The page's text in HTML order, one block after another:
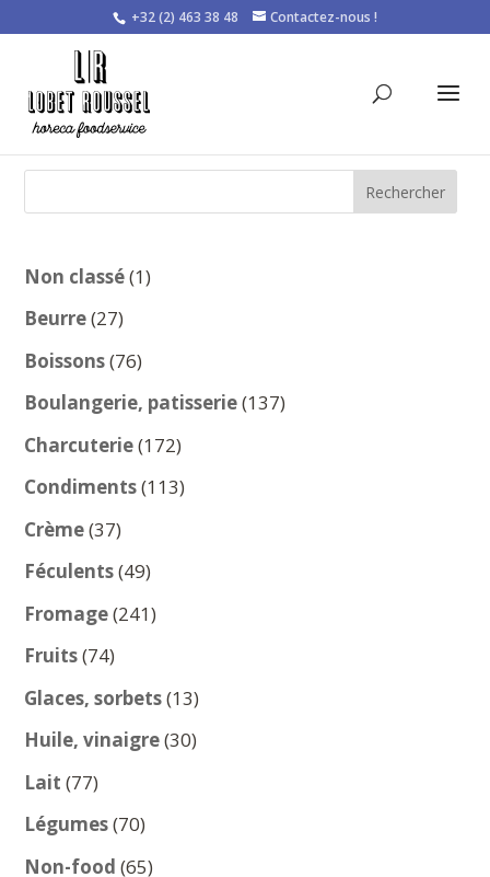
+32 (2) 463 38 48 Contactez-nous !
Rechercher
Non classé 11
Beurre 2727
produits
Boissons 7676
produits
Boulangerie, patisserie 137137
Charcuterie 172172
produits
Condiments 113113
Crème 3737
produits
Féculents 4949
produits
Fromage 241241
Fruits 7474
produits
Glaces, sorbets 1313
produits
Huile, vinaigre 3030
Lait 7777
produits
Légumes 7070
produits
Non-food 6565